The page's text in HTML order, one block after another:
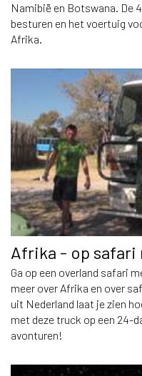
Namibië en Botswana. De
besturen en het voertuig
Afrika.
Afrika - op safari
Ga op een overland safari
meer over Afrika en over
uit Nederland laat je zien
met deze truck op een 24-
avonturen!